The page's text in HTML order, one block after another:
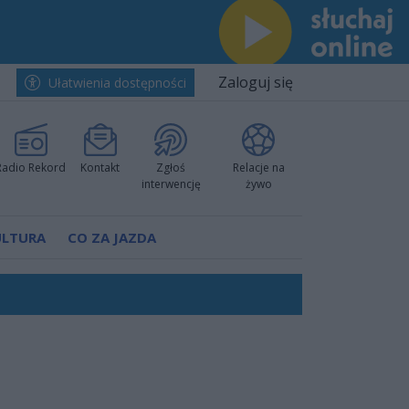
Ułatwienia dostępności Zaloguj się
Rekord Kontakt
Zgłoś
interwencję
Relacje na
żywo
CO ZA JAZDA